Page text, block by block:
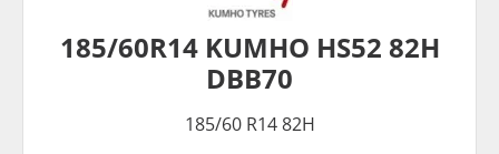
185/60R14 KUMHO HS52 82H
DBB70
185/60 R14 82H